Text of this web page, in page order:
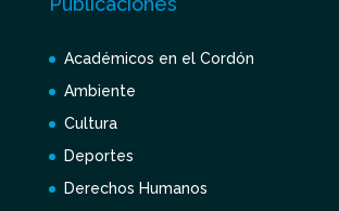
Académicos en el Cordón
Ambiente
Cultura
Deportes
Derechos Humanos